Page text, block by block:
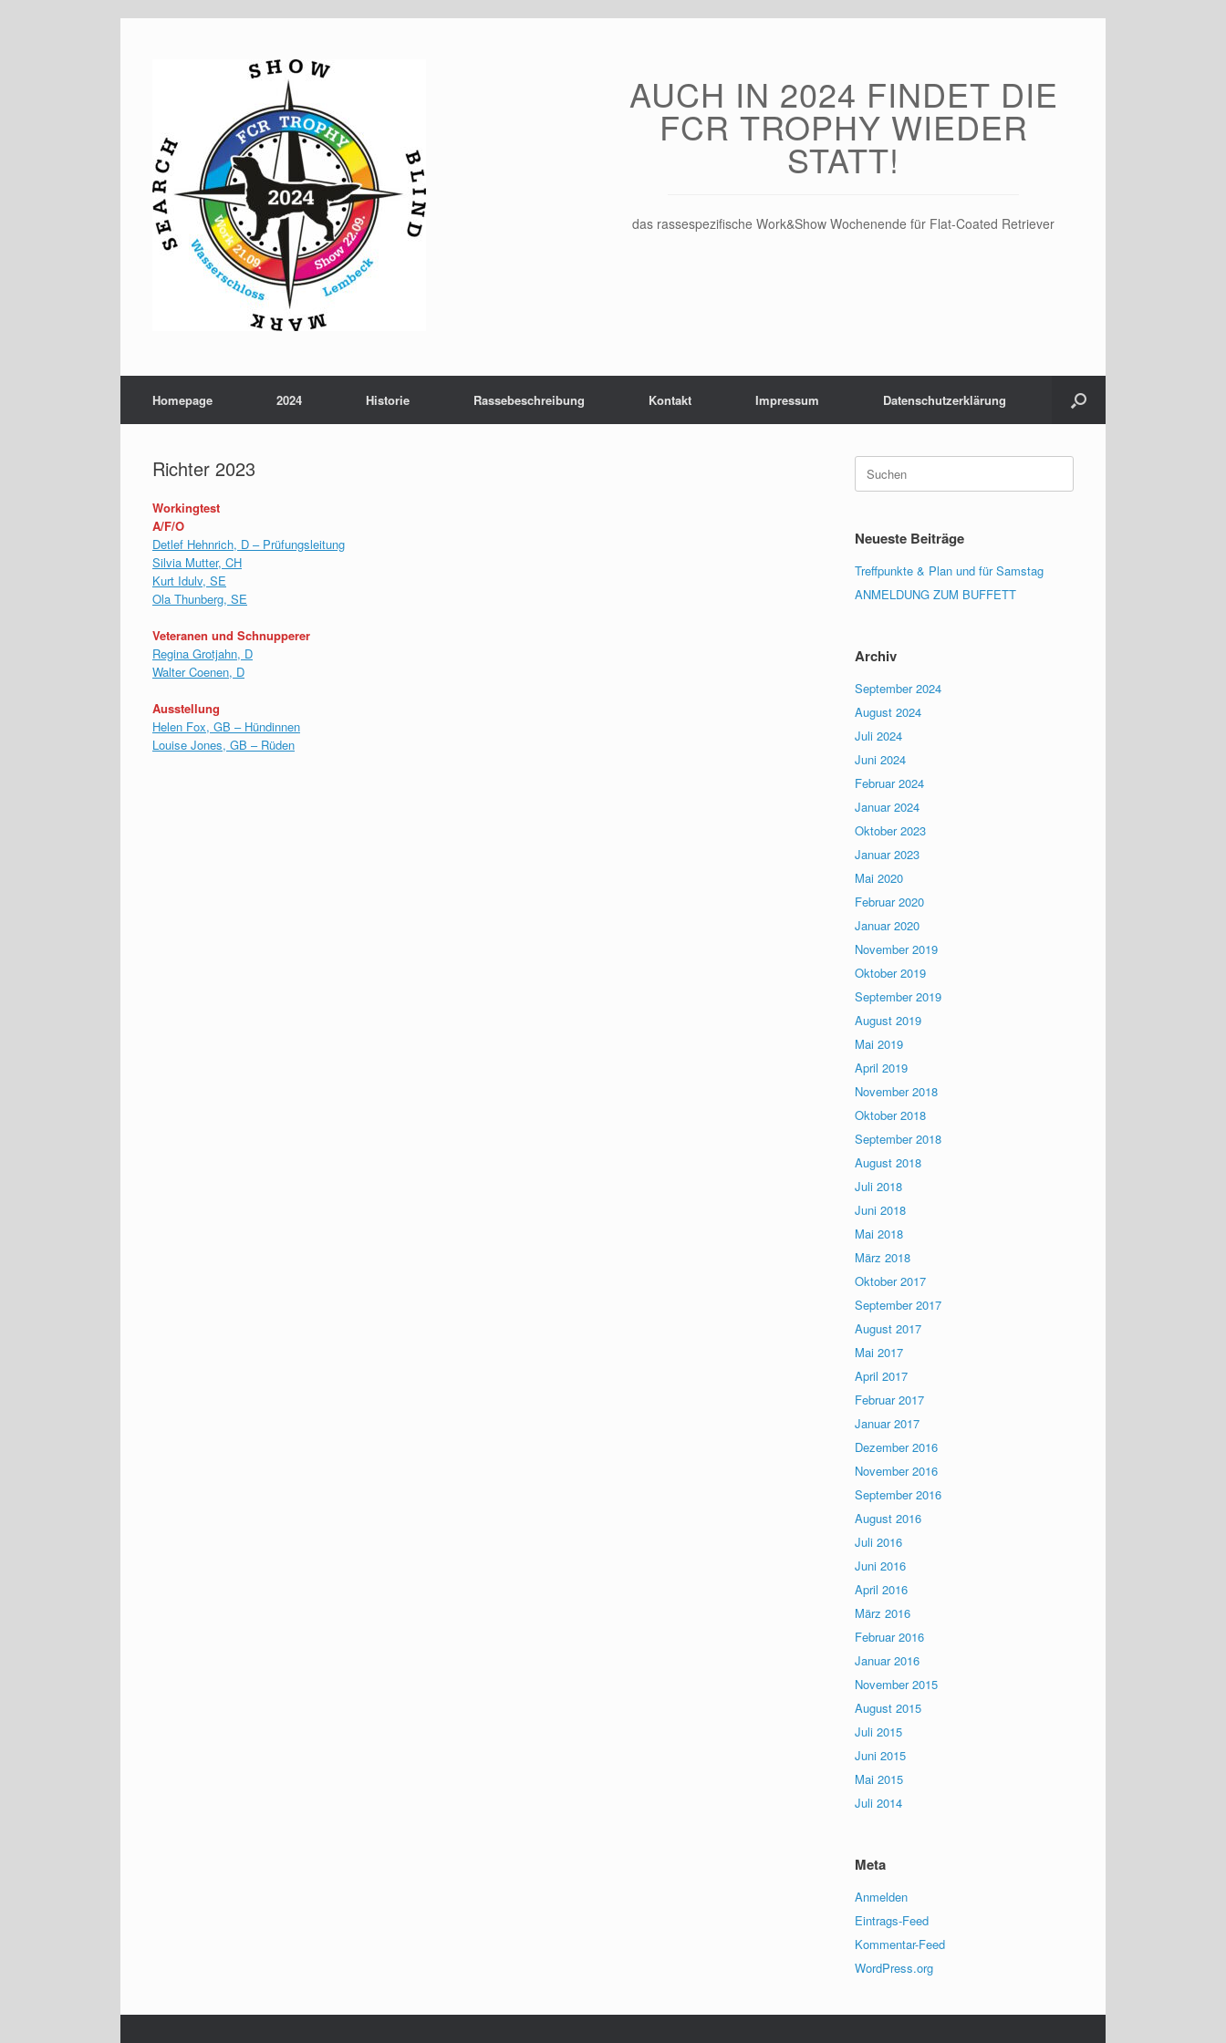
AUCH IN 2024 FINDET DIE
FCR TROPHY WIEDER
STATT!
das rassespezifische Work&Show Wochenende für Flat-Coated Retriever
Homepage 2024 Historie Rassebeschreibung Kontakt Impressum Datenschutz­erklärung
Richter 2023
Workingtest
A/F/O
Detlef Hehnrich, D – Prüfungsleitung
Silvia Mutter, CH
Kurt Idulv, SE
Ola Thunberg, SE
Veteranen und Schnupperer
Regina Grotjahn, D
Walter Coenen, D
Ausstellung
Helen Fox, GB – Hündinnen
Louise Jones, GB – Rüden
Suchen
nach:
Neueste Beiträge
Treffpunkte & Plan und für Samstag
ANMELDUNG ZUM BUFFETT
Archiv
September 2024
August 2024
Juli 2024
Juni 2024
Februar 2024
Januar 2024
Oktober 2023
Januar 2023
Mai 2020
Februar 2020
Januar 2020
November 2019
Oktober 2019
September 2019
August 2019
Mai 2019
April 2019
November 2018
Oktober 2018
September 2018
August 2018
Juli 2018
Juni 2018
Mai 2018
März 2018
Oktober 2017
September 2017
August 2017
Mai 2017
April 2017
Februar 2017
Januar 2017
Dezember 2016
November 2016
September 2016
August 2016
Juli 2016
Juni 2016
April 2016
März 2016
Februar 2016
Januar 2016
November 2015
August 2015
Juli 2015
Juni 2015
Mai 2015
Juli 2014
Meta
Anmelden
Eintrags-Feed
Kommentar-Feed
WordPress.org